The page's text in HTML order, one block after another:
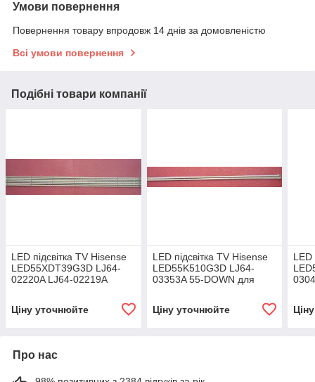
Умови повернення
Повернення товару впродовж 14 днів за домовленістю
Всі умови повернення
Подібні товари компанії
LED підсвітка TV Hisense
LED55XDT39G3D LJ64-
02220A LJ64-02219A
Ціну уточнюйте
LED підсвітка TV Hisense
LED55K510G3D LJ64-
03353A 55-DOWN для
Ціну уточнюйте
LED
Про нас